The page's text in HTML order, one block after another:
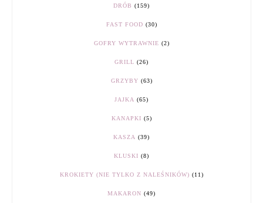
DRÓB (159)
FAST FOOD (30)
GOFRY WYTRAWNIE (2)
GRILL (26)
GRZYBY (63)
JAJKA (65)
KANAPKI (5)
KASZA (39)
KLUSKI (8)
KROKIETY (NIE TYLKO Z NALEŚNIKÓW) (11)
MAKARON (49)